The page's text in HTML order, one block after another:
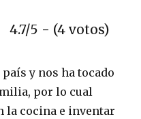
4.7/5 - (4 votos)
y nos ha tocado
por lo cual
la cocina e inventar